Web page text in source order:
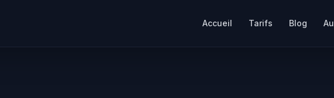
Accueil Tarifs Blog